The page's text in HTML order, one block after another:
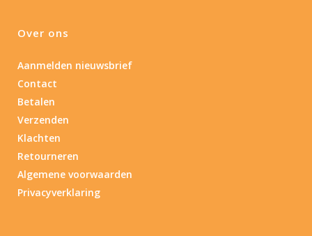
Over ons
Aanmelden nieuwsbrief
Contact
Betalen
Verzenden
Klachten
Retourneren
Algemene voorwaarden
Privacyverklaring